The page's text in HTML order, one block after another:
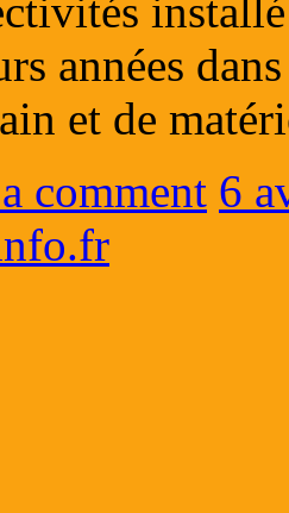
années
et de
comment 6